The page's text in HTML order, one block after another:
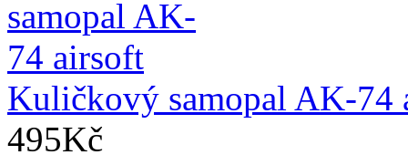
Kuličkový samopal AK-74
495Kč